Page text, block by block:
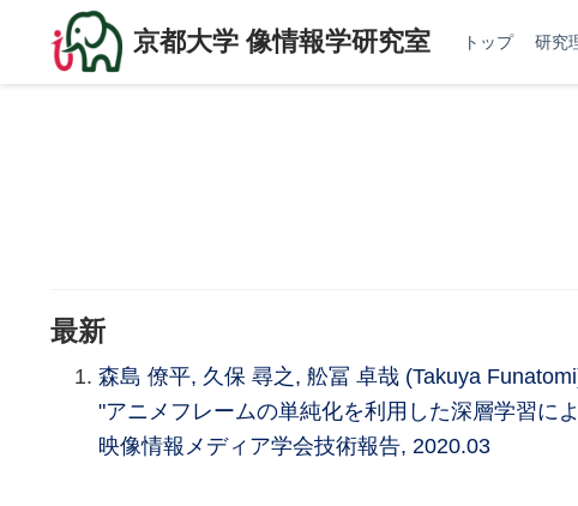
京都大学 像情報学研究室 トップ 研究
最新
森島 僚平, 久保 尋之, 舩冨 卓哉 (Takuya
"アニメフレームの単純化を利用した深層学習に
映像情報メディア学会技術報告, 2020.03